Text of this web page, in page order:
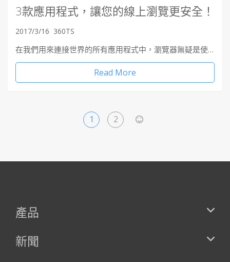
3款應用程式，讓您的線上瀏覽更安全！
2017/3/16 360TS
在我們用來連接世界的所有應用程式中，瀏覽器無疑是使…
Read More
1 2
產品
新聞